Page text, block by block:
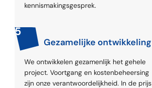
kennismakingsgesprek.
5
Gezamelijke ontwikkeling
We ontwikkelen gezamenlijk het gehele
project. Voortgang en kostenbeheersing
zijn onze verantwoordelijkheid. In de prijs